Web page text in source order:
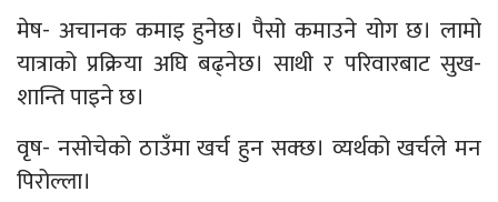
मेष- अचानक कमाइ हुनेछ। पैसो कमाउने योग छ। लामो
यात्राको प्रक्रिया अघि बढ्नेछ। साथी र परिवारबाट सुख-
शान्ति पाइने छ।
वृष- नसोचेको ठाउँमा खर्च हुन सक्छ। व्यर्थको खर्चले मन
पिरोल्ला।